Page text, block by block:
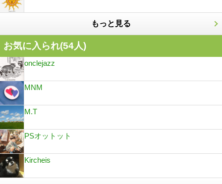
もっと見る
お気に入られ(54人)
onclejazz
MNM
M.T
PSオットット
Kircheis